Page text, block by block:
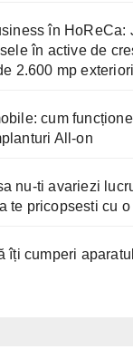
în HoReCa:
în active de
2.600 mp
cum
All-on
nu-ti avariezi
te pricopsesti cu
îți cumperi